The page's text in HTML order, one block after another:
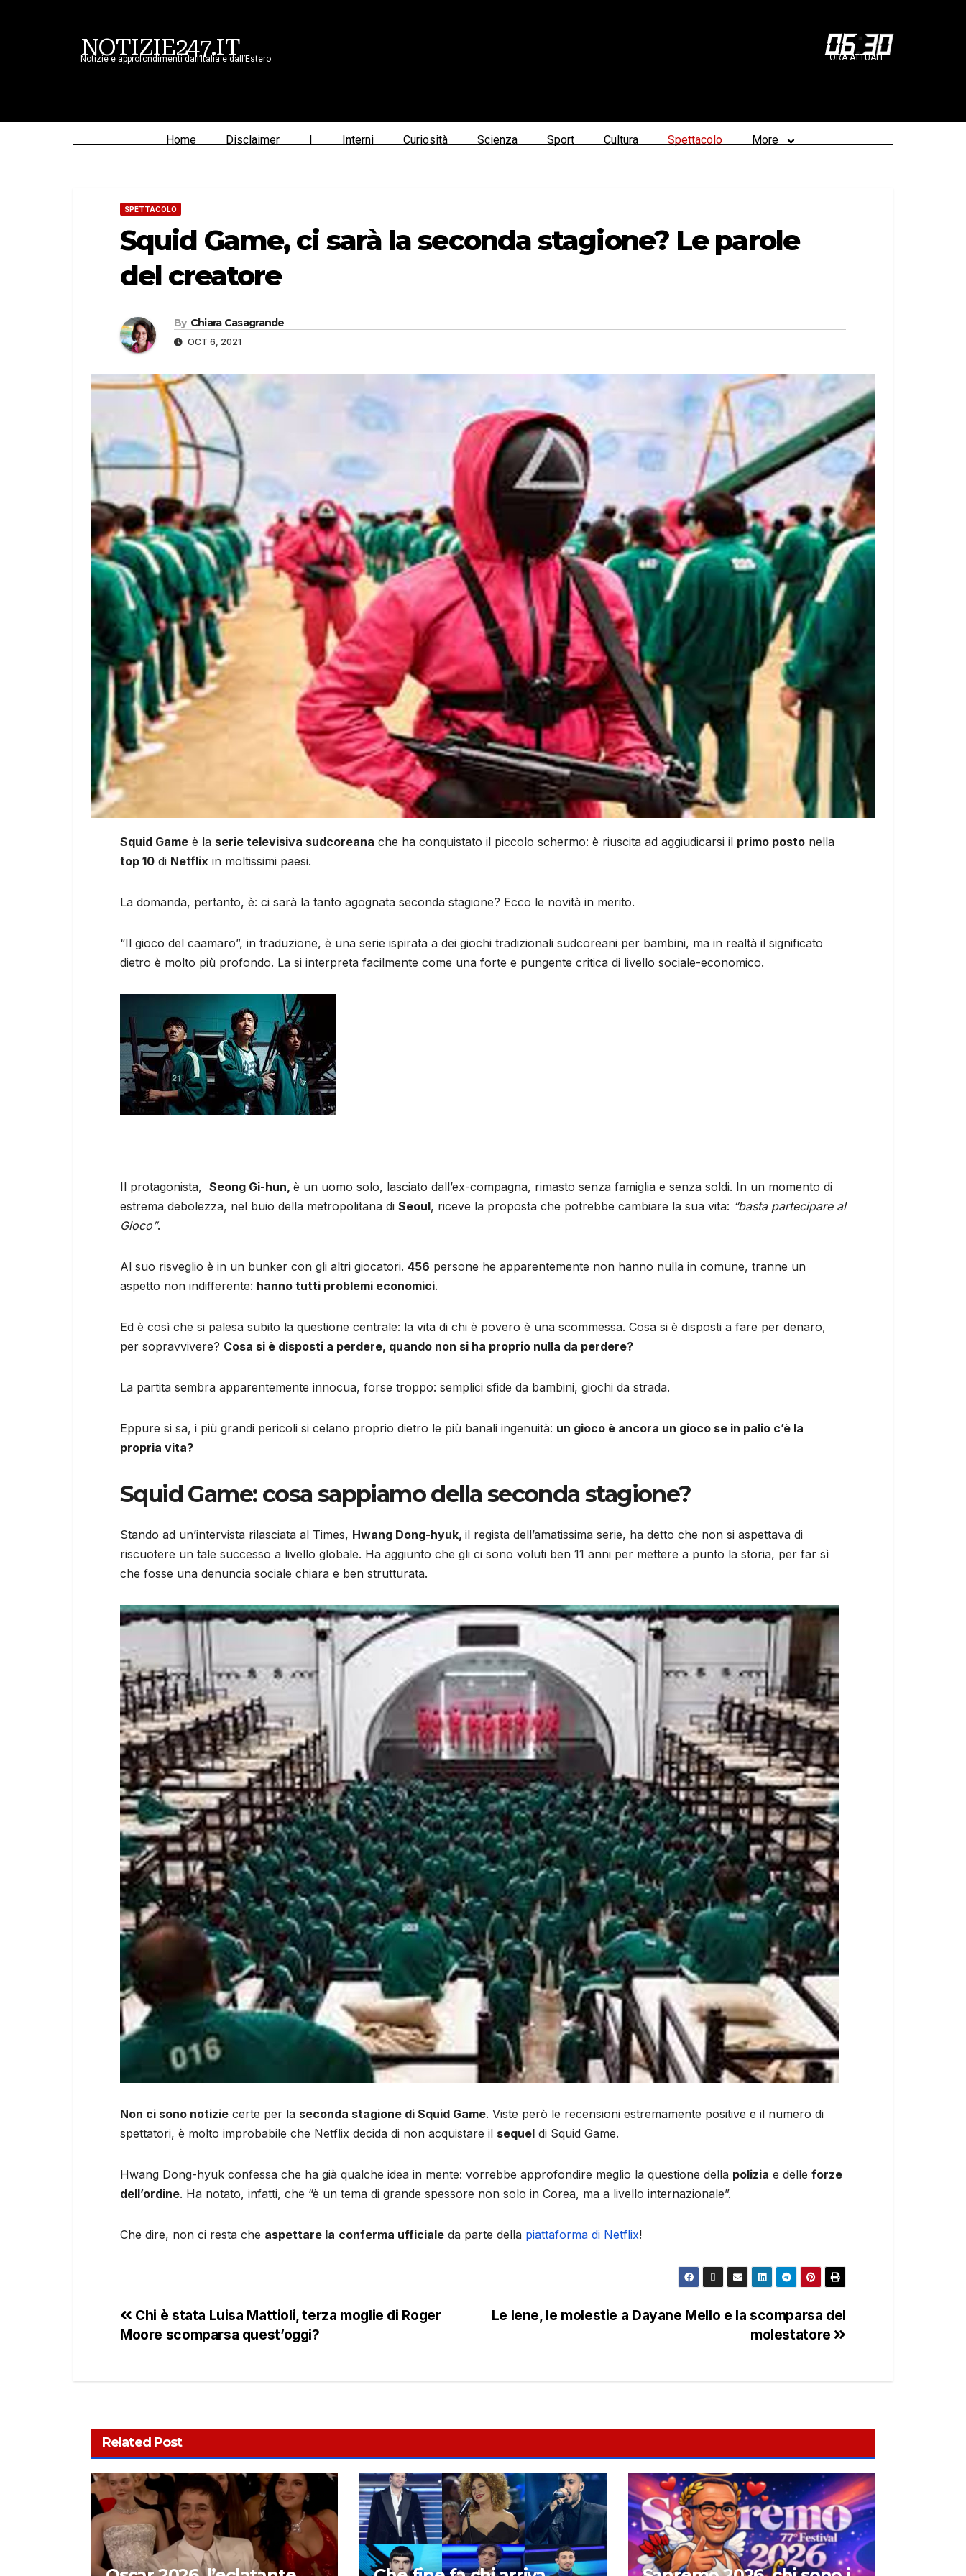
NOTIZIE247.IT
Notizie e approfondimenti dall’Italia e dall’Estero 06:30
ORA ATTUALE
Home Disclaimer | Interni Curiosità Scienza Sport Cultura Spettacolo More
SPETTACOLO
Squid Game, ci sarà la seconda stagione? Le parole
del creatore
By Chiara Casagrande
OCT 6, 2021
Squid Game è la serie televisiva sudcoreana che ha conquistato il piccolo schermo: è riuscita ad aggiudicarsi il primo posto nella
top 10 di Netflix in moltissimi paesi.
La domanda, pertanto, è: ci sarà la tanto agognata seconda stagione? Ecco le novità in merito.
“Il gioco del caamaro”, in traduzione, è una serie ispirata a dei giochi tradizionali sudcoreani per bambini, ma in realtà il significato
dietro è molto più profondo. La si interpreta facilmente come una forte e pungente critica di livello sociale-economico.
Il protagonista, Seong Gi-hun, è un uomo solo, lasciato dall’ex-compagna, rimasto senza famiglia e senza soldi. In un momento di
estrema debolezza, nel buio della metropolitana di Seoul, riceve la proposta che potrebbe cambiare la sua vita: “basta partecipare al
Gioco”.
Al suo risveglio è in un bunker con gli altri giocatori. 456 persone he apparentemente non hanno nulla in comune, tranne un
aspetto non indifferente: hanno tutti problemi economici.
Ed è così che si palesa subito la questione centrale: la vita di chi è povero è una scommessa. Cosa si è disposti a fare per denaro,
per sopravvivere? Cosa si è disposti a perdere, quando non si ha proprio nulla da perdere?
La partita sembra apparentemente innocua, forse troppo: semplici sfide da bambini, giochi da strada.
Eppure si sa, i più grandi pericoli si celano proprio dietro le più banali ingenuità: un gioco è ancora un gioco se in palio c’è la
propria vita?
Squid Game: cosa sappiamo della seconda stagione?
Stando ad un’intervista rilasciata al Times, Hwang Dong-hyuk, il regista dell’amatissima serie, ha detto che non si aspettava di
riscuotere un tale successo a livello globale. Ha aggiunto che gli ci sono voluti ben 11 anni per mettere a punto la storia, per far sì
che fosse una denuncia sociale chiara e ben strutturata.
Non ci sono notizie certe per la seconda stagione di Squid Game. Viste però le recensioni estremamente positive e il numero di
spettatori, è molto improbabile che Netflix decida di non acquistare il sequel di Squid Game.
Hwang Dong-hyuk confessa che ha già qualche idea in mente: vorrebbe approfondire meglio la questione della polizia e delle forze
dell’ordine. Ha notato, infatti, che “è un tema di grande spessore non solo in Corea, ma a livello internazionale”.
Che dire, non ci resta che aspettare la conferma ufficiale da parte della piattaforma di Netflix!
Le Iene, le molestie a Dayane Mello e la scomparsa del
molestatore
Chi è stata Luisa Mattioli, terza moglie di Roger
Moore scomparsa quest’oggi?
Related Post